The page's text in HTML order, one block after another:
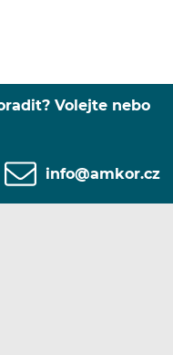
Volejte nebo
info@amkor.cz